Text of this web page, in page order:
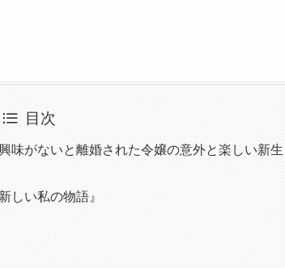
目次
味がないと離婚された令嬢の意外と楽しい新生
しい私の物語』